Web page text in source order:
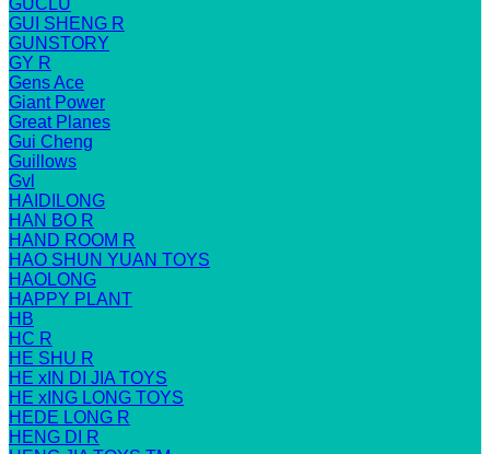
GUCLU
GUI SHENG R
GUNSTORY
GY R
Gens Ace
Giant Power
Great Planes
Gui Cheng
Guillows
Gvl
HAIDILONG
HAN BO R
HAND ROOM R
HAO SHUN YUAN TOYS
HAOLONG
HAPPY PLANT
HB
HC R
HE SHU R
HE xIN DI JIA TOYS
HE xING LONG TOYS
HEDE LONG R
HENG DI R